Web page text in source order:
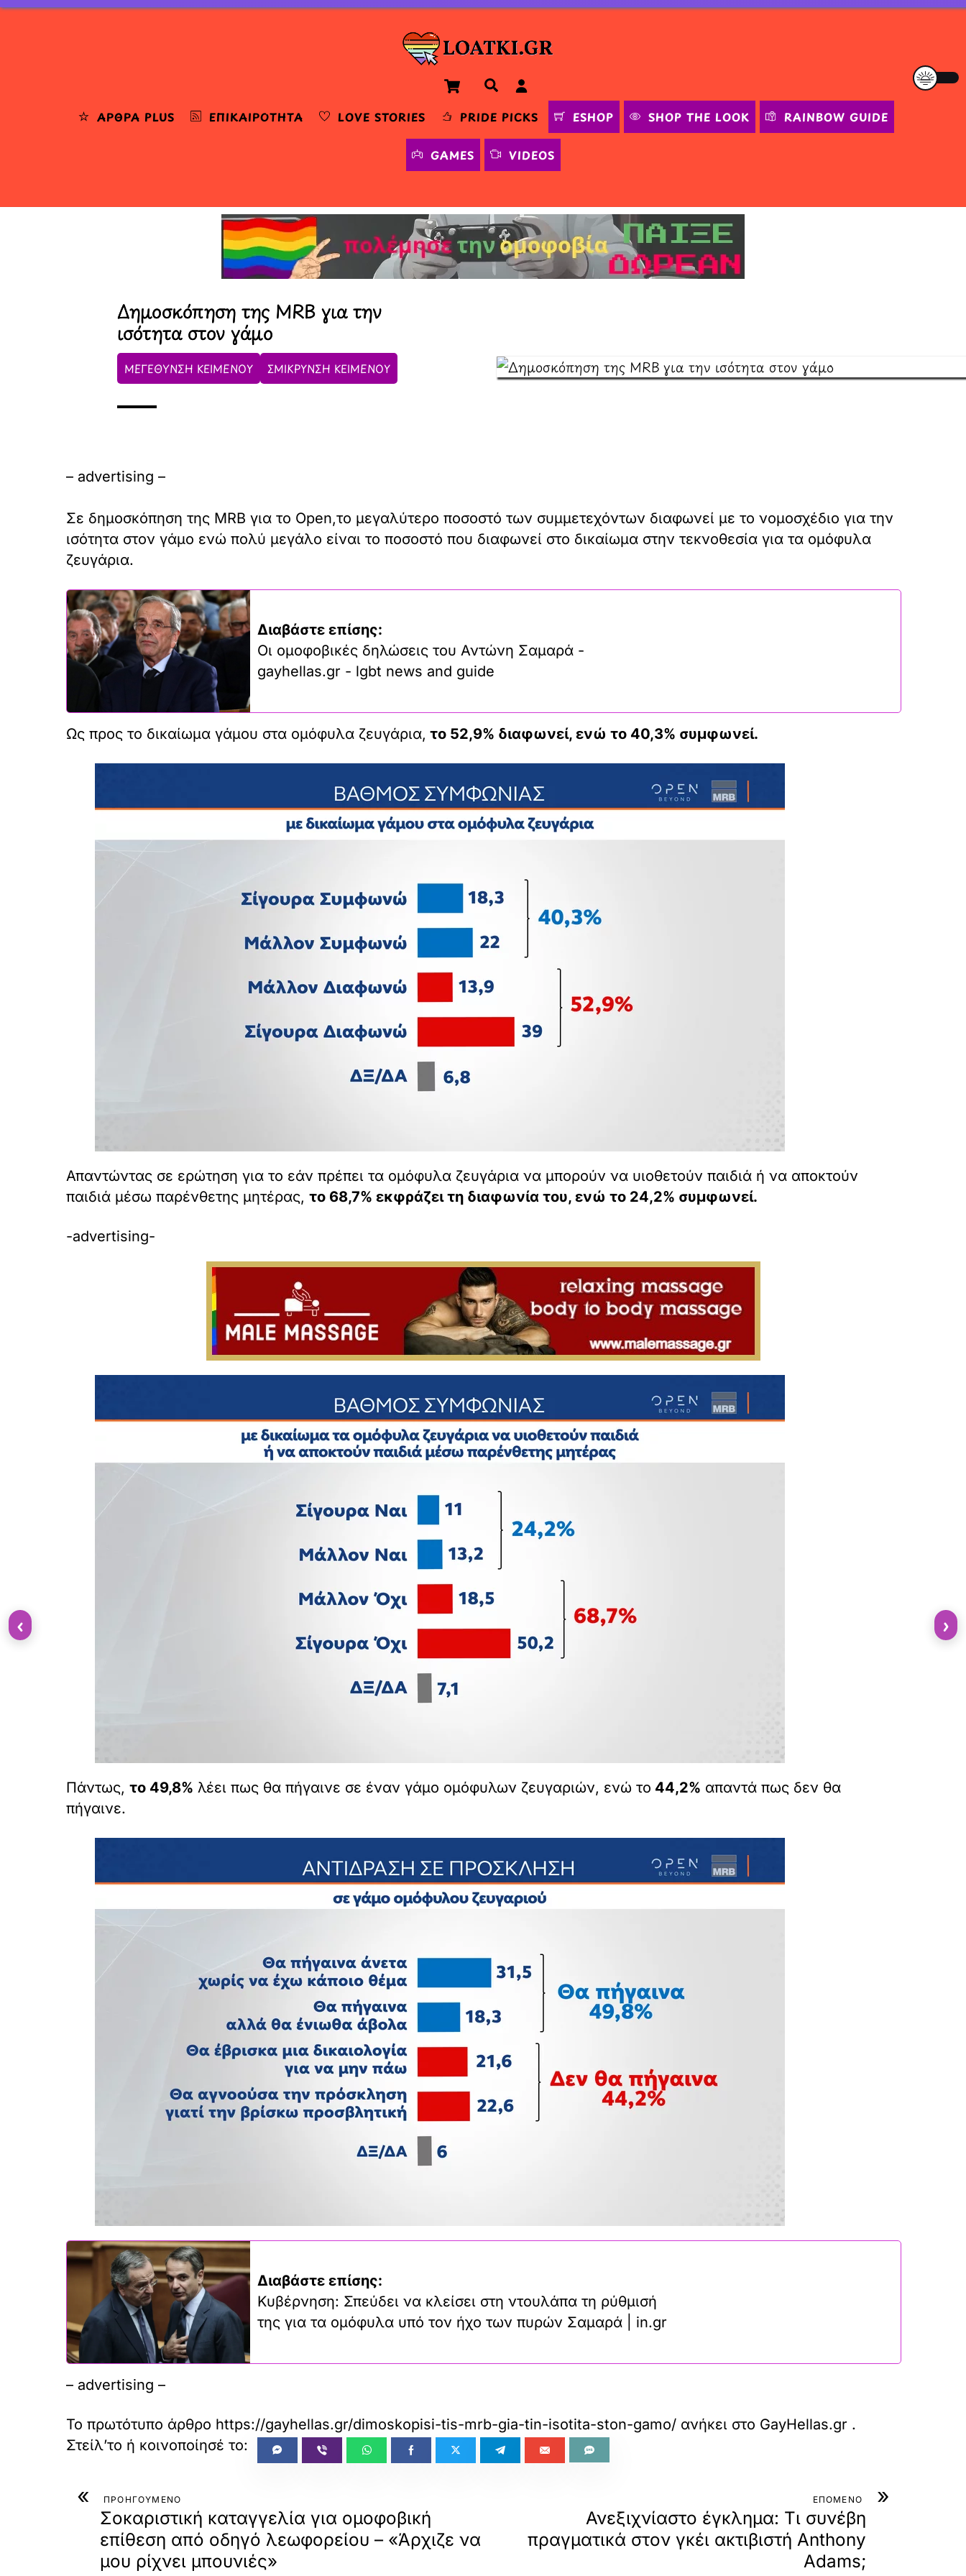
Skip
Cart Αναζήτηση
ΆΡΘΡΑ PLUS ΕΠΙΚΑΙΡΌΤΗΤΑ LOVE STORIES PRIDE PICKS ESHOP SHOP THE LOOK RAINBOW GUIDE
GAMES VIDEOS
Δημοσκόπηση της MRB για την
ισότητα στον γάμο
ΜΕΓΕΘΥΝΣΗ ΚΕΙΜΕΝΟΥ ΣΜΙΚΡΥΝΣΗ ΚΕΙΜΕΝΟΥ
– advertising –
Σε δημοσκόπηση της MRB για το Open,το μεγαλύτερο ποσοστό των συμμετεχόντων διαφωνεί με το νομοσχέδιο για την
ισότητα στον γάμο ενώ πολύ μεγάλο είναι το ποσοστό που διαφωνεί στο δικαίωμα στην τεκνοθεσία για τα ομόφυλα
ζευγάρια.
Διαβάστε επίσης:
Οι ομοφοβικές δηλώσεις του Αντώνη Σαμαρά -
gayhellas.gr - lgbt news and guide
Ως προς το δικαίωμα γάμου στα ομόφυλα ζευγάρια, το 52,9% διαφωνεί, ενώ το 40,3% συμφωνεί.
Απαντώντας σε ερώτηση για το εάν πρέπει τα ομόφυλα ζευγάρια να μπορούν να υιοθετούν παιδιά ή να αποκτούν
παιδιά μέσω παρένθετης μητέρας, το 68,7% εκφράζει τη διαφωνία του, ενώ το 24,2% συμφωνεί.
-advertising-
Πάντως, το 49,8% λέει πως θα πήγαινε σε έναν γάμο ομόφυλων ζευγαριών, ενώ το 44,2% απαντά πως δεν θα
πήγαινε.
Διαβάστε επίσης:
Κυβέρνηση: Σπεύδει να κλείσει στη ντουλάπα τη ρύθμισή
της για τα ομόφυλα υπό τον ήχο των πυρών Σαμαρά | in.gr
– advertising –
Το πρωτότυπο άρθρο https://gayhellas.gr/dimoskopisi-tis-mrb-gia-tin-isotita-ston-gamo/ ανήκει στο GayHellas.gr .
« ΠΡΟΗΓΟΥΜΕΝΟ
Σοκαριστική καταγγελία για ομοφοβική
επίθεση από οδηγό λεωφορείου – «Άρχιζε να
μου ρίχνει μπουνιές»
»
ΕΠΟΜΕΝΟ
Ανεξιχνίαστο έγκλημα: Τι συνέβη
πραγματικά στον γκέι ακτιβιστή Anthony
Adams;
‹ ›